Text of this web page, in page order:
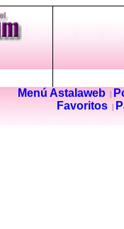
Menú Astalaweb|
Favoritos